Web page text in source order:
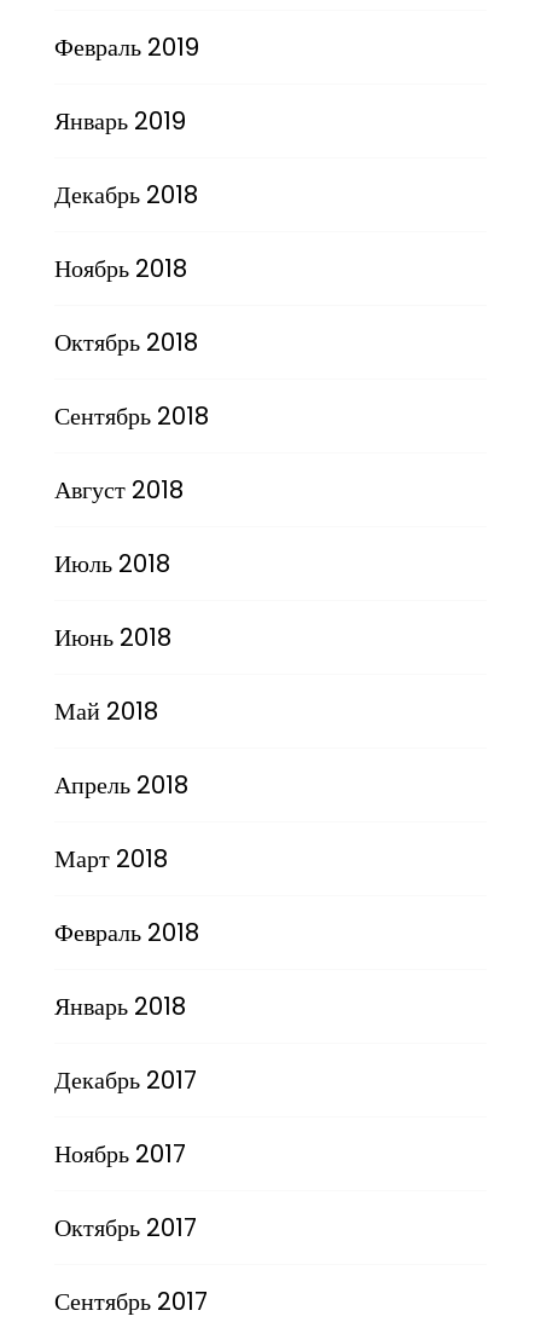
Февраль 2019
Январь 2019
Декабрь 2018
Ноябрь 2018
Октябрь 2018
Сентябрь 2018
Август 2018
Июль 2018
Июнь 2018
Май 2018
Апрель 2018
Март 2018
Февраль 2018
Январь 2018
Декабрь 2017
Ноябрь 2017
Октябрь 2017
Сентябрь 2017